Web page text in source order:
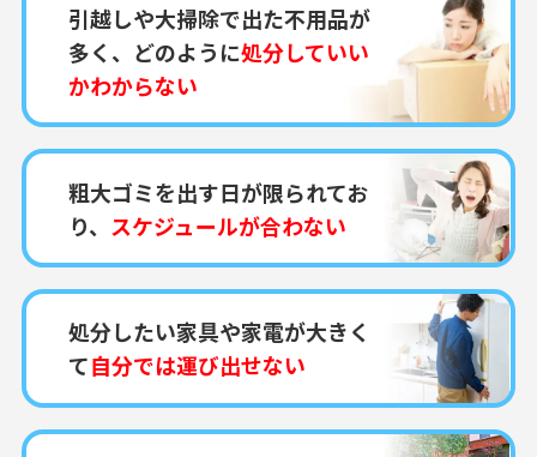
引越しや大掃除で出た不用品が
多く、どのように処分していい
かわからない
粗大ゴミを出す日が限られてお
り、 スケジュールが合わない
処分したい家具や家電が大きく
て自分では運び出せない